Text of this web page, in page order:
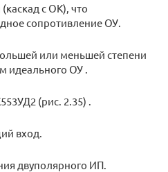
с ОК), что
сопротивление ОУ.
или меньшей степени
идеального ОУ .
(рис. 2.35) .
вход.
двуполярного ИП.